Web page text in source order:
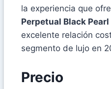
la experiencia que
Perpetual Black Pearl
excelente relación
segmento de lujo en
Precio